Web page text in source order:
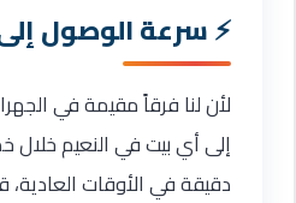
سرعة الوصول
لأن لنا فرقاً مقيمة في
إلى أي بيت في النعيم
دقيقة في الأوقات